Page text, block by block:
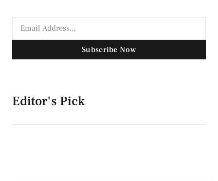
Subscribe Now
Editor's Pick